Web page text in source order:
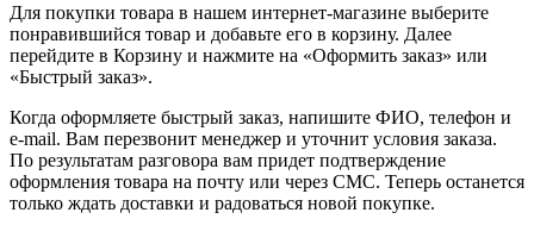
Для покупки товара в нашем интернет-магазине выберите
понравившийся товар и добавьте его в корзину. Далее
перейдите в Корзину и нажмите на «Оформить заказ» или
«Быстрый заказ».
Когда оформляете быстрый заказ, напишите ФИО, телефон и
e-mail. Вам перезвонит менеджер и уточнит условия заказа.
По результатам разговора вам придет подтверждение
оформления товара на почту или через СМС. Теперь останется
только ждать доставки и радоваться новой покупке.